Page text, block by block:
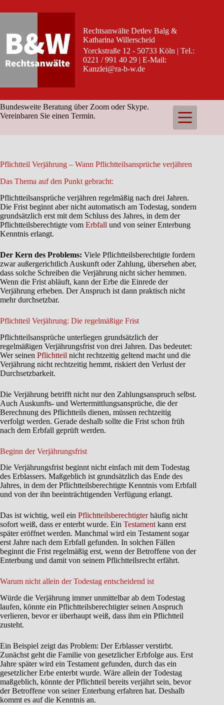
Inhalt
Rechtsanwälte Detlev Balg &
Katharina Willerscheid
Yorckstraße 12 - 50733 Köln | Tel.:
0221 / 991 40 29 | E-Mail:
Kanzlei@ra-b-w.de
Bundesweite Beratung über Zoom oder Skype.
Vereinbaren Sie einen Termin.
Pflichtteil Verjährung – Wann Pflichtteilsansprüche verjähren
Das Thema auf den Punkt gebracht:
Pflichtteilsansprüche verjähren regelmäßig nach drei Jahren.
Die Frist beginnt aber nicht automatisch am Todestag, sondern
grundsätzlich erst mit dem Schluss des Jahres, in dem der
Pflichtteilsberechtigte vom Erbfall und von seiner Enterbung
Kenntnis erlangt.
Der Kern des Problems: Viele Pflichtteilsberechtigte fordern
zwar außergerichtlich Auskunft oder Zahlung, übersehen aber,
dass solche Schreiben die Verjährung nicht sicher hemmen.
Wenn die Frist abläuft, kann der Erbe die Einrede der
Verjährung erheben. Der Anspruch ist dann praktisch nicht
mehr durchsetzbar.
Pflichtteil Verjährung: Die regelmäßige Frist
Pflichtteilsansprüche unterliegen grundsätzlich der
regelmäßigen Verjährungsfrist von drei Jahren. Das bedeutet:
Wer seinen Pflichtteil nicht rechtzeitig geltend macht und die
Verjährung nicht rechtzeitig hemmt, riskiert den Verlust der
Durchsetzbarkeit.
Die Verjährung betrifft nicht nur den Zahlungsanspruch selbst.
Auch Auskunfts- und Wertermittlungsansprüche, die der
Berechnung des Pflichtteils dienen, müssen rechtzeitig
verfolgt werden. Gerade deshalb sollte die Frist schon früh
nach dem Erbfall geprüft werden.
Beginn der Verjährungsfrist
Die Verjährungsfrist beginnt nicht einfach mit dem Todestag
des Erblassers. Maßgeblich ist grundsätzlich das Ende des
Jahres, in dem der Pflichtteilsberechtigte Kenntnis vom Erbfall
und von der ihn beeinträchtigenden Verfügung erlangt.
Das ist wichtig, weil ein Pflichtteilsberechtigterhäufig nicht
sofort weiß, dass er enterbt wurde. Ein Testament kann erst
später eröffnet werden. Manchmal wird ein Testament sogar
erst Jahre nach dem Erbfall gefunden. In solchen Fällen
beginnt die Frist regelmäßig erst, wenn der Betroffene von der
Enterbung und damit von seinem Pflichtteilsrecht erfährt.
Warum nicht allein der Todestag entscheidend ist
Würde die Verjährung immer unmittelbar ab dem Todestag
laufen, könnte ein Pflichtteilsberechtigter seinen Anspruch
verlieren, bevor er überhaupt weiß, dass ihm ein Pflichtteil
zusteht.
Ein Beispiel zeigt das Problem: Der Erblasser verstirbt.
Zunächst geht die Familie von gesetzlicher Erbfolge aus. Erst
Jahre später wird ein Testament gefunden, durch das ein
gesetzlicher Erbe enterbt wurde. Wäre allein der Todestag
maßgeblich, könnte der Pflichtteil bereits verjährt sein, bevor
der Betroffene von seiner Enterbung erfahren hat. Deshalb
kommt es auf die Kenntnis an.